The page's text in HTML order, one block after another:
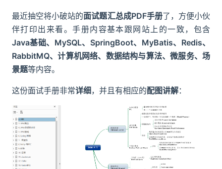
最近抽空将小破站的面试题汇总成PDF手册了，方便小伙
伴打印出来看。手册内容基本跟网站上的一致，包含
Java基础、MySQL、SpringBoot、MyBatis、Redis、
RabbitMQ、计算机网络、数据结构与算法、微服务、场
景题等内容。
这份面试手册非常详细 ，并且有相应的配图讲解：